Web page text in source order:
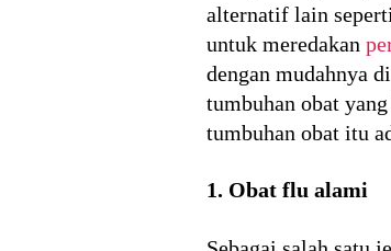
alternatif lain
untuk meredakan
dengan mudahnya
tumbuhan obat
tumbuhan obat itu
1. Obat flu alami